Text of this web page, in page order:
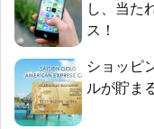
し、当た
ス！
ショッピ
ルが貯ま